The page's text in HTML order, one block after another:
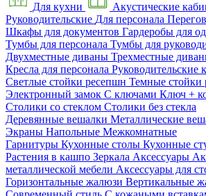
Для кухни Акустические
Руководительские Для персонала
Шкафы для документов Гардеробы для
Тумбы для персонала Тумбы для
Двухместные диваны Трехместные
Кресла для персонала Руководительские
Светлые стойки ресепшн Темные стойки
Электронный замок С ключами Ключ +
Столики со стеклом Столики без стекла
Деревянные вешалки Металлические
Экраны Напольные Межкомнатные
Гарнитуры Кухонные столы Кухонные
Растения в кашпо Зеркала Аксессуары
металлической мебели Аксессуары для
Горизонтальные жалюзи Вертикальные